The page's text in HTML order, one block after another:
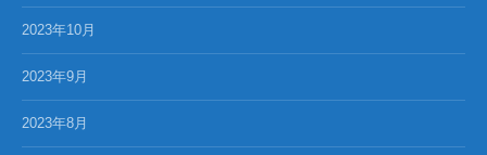
2023年10月
2023年9月
2023年8月